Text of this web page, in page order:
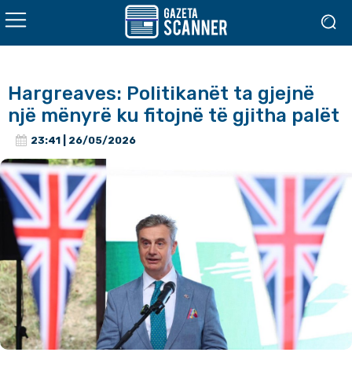
Hargreaves: Politikanët ta gjejnë
një mënyrë ku fitojnë të gjitha palët
23:41 | 26/05/2026